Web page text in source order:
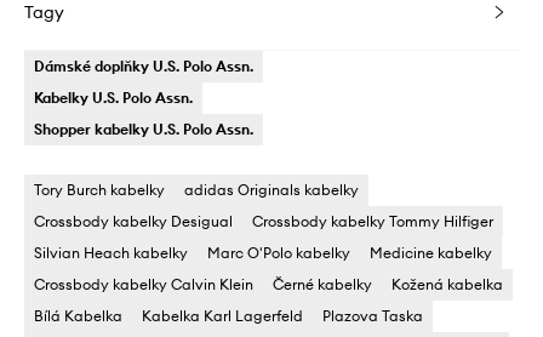
Tagy
Dámské doplňky U.S. Polo Assn.
Kabelky U.S. Polo Assn.
Shopper kabelky U.S. Polo Assn.
Tory Burch kabelky
adidas Originals kabelky
Crossbody kabelky Desigual
Crossbody kabelky Tommy Hilfiger
Silvian Heach kabelky
Marc O'Polo kabelky
Medicine kabelky
Crossbody kabelky Calvin Klein
Černé kabelky
Kožená kabelka
Bílá Kabelka
Kabelka Karl Lagerfeld
Plazova Taska